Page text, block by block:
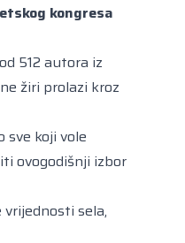
kongresa
od 512 autora iz
žiri prolazi kroz
sve koji vole
ovogodišnji izbor
sela,